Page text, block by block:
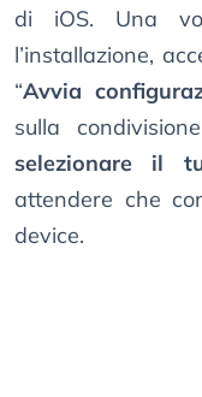
di iOS. Una
l’installazione,
“Avvia
sulla
selezionare il
attendere che
device.